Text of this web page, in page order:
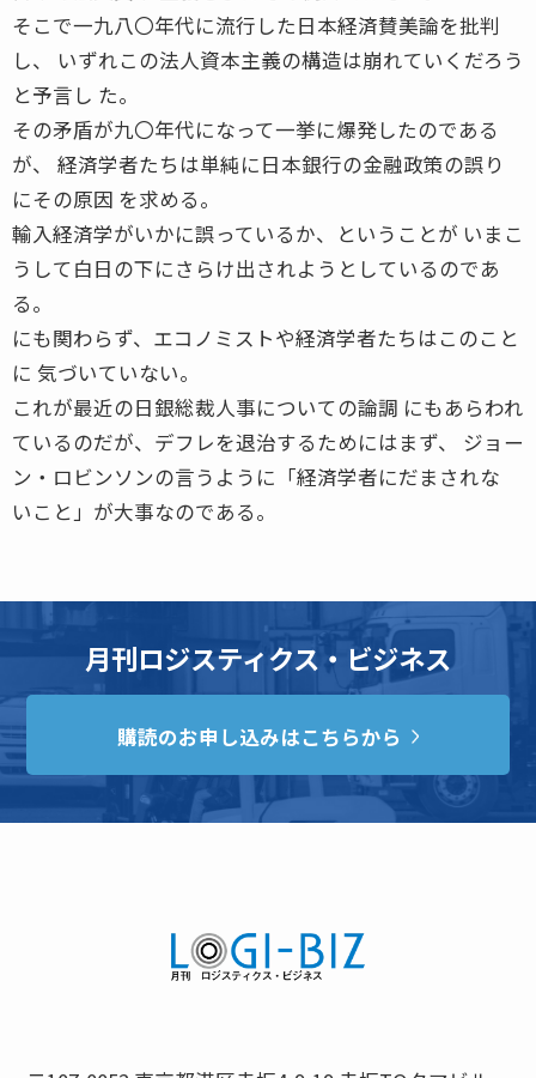
そこで一九八〇年代に流行した日本経済賛美論を批判
し、 いずれこの法人資本主義の構造は崩れていくだろう
と予言し た。
その矛盾が九〇年代になって一挙に爆発したのである
が、 経済学者たちは単純に日本銀行の金融政策の誤り
にその原因 を求める。
輸入経済学がいかに誤っているか、ということが いまこ
うして白日の下にさらけ出されようとしているのであ
る。
にも関わらず、エコノミストや経済学者たちはこのこと
に 気づいていない。
これが最近の日銀総裁人事についての論調 にもあらわれ
ているのだが、デフレを退治するためにはまず、 ジョー
ン・ロビンソンの言うように「経済学者にだまされな
いこと」が大事なのである。
月刊ロジスティクス・ビジネス
購読のお申し込みはこちらから